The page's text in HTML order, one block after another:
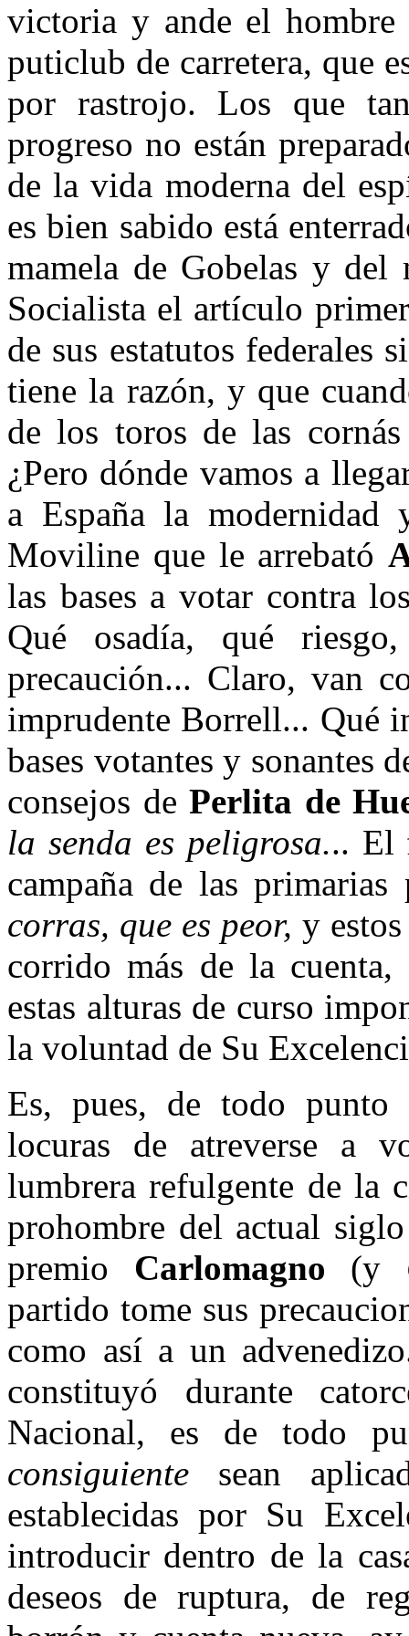
victoria y ande el hombre
puticlub de carretera, que
por rastrojo. Los que
progreso no están
de la vida moderna del
es bien sabido está
mamela de Gobelas y del
Socialista el artículo
de sus estatutos federales
tiene la razón, y que
de los toros de las
¿Pero dónde vamos a
a España la
Moviline que le arrebató
las bases a votar contra
Qué osadía, qué
precaución... Claro, van
imprudente Borrell... Qué
bases votantes y sonantes
consejos dePerlita de
la senda es peligrosa... El
campaña de las
corras, que es peor, y
corrido más de la cuenta,
estas alturas de curso
la voluntad de Su
Es, pues, de todo
locuras de atreverse a
lumbrera refulgente de la
prohombre del actual
premio Carlomagno (y
partido tome sus
como así a un
constituyó durante
Nacional, es de todo
consiguiente sean
establecidas por Su
introducir dentro de la
deseos de ruptura, de